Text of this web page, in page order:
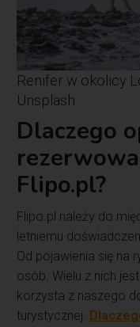
Renifer w okolicy
Unsplash
Dlaczego
Flipo.pl?
Flipo.pl należy do
letniemu
Od pojawienia się na
osób. Wielu z nich
korzysta z naszego
turystycznej.